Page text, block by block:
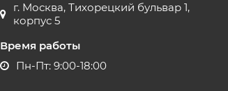
г. Москва, Тихорецкий бульвар 1,
корпус 5
Время работы
Пн-Пт: 9:00-18:00